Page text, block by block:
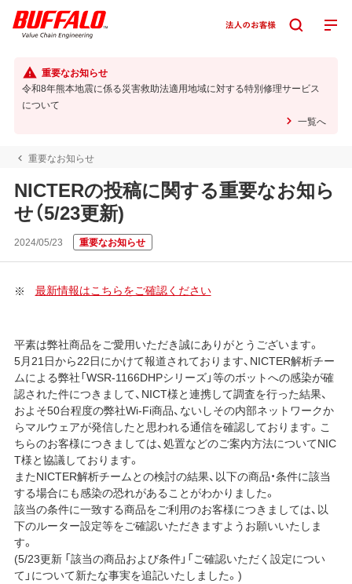
重要なお知らせ
令和8年熊本地震に係る災害救助法適用地域に対する特別修理サービス
について
一覧へ
重要なお知らせ
NICTERの投稿に関する重要なお知ら
せ（5/23更新)
2024/05/23 重要なお知らせ
最新情報はこちらをご確認ください
平素は弊社商品をご愛用いただき誠にありがとうございます。
5月21日から22日にかけて報道されております、NICTER解析チー
ムによる弊社「WSR-1166DHPシリーズ」等のボットへの感染が確
認された件につきまして、NICT様と連携して調査を行った結果、
およそ50台程度の弊社Wi-Fi商品、ないしその内部ネットワークか
らマルウェアが発信したと思われる通信を確認しております。こ
ちらのお客様につきましては、処置などのご案内方法についてNIC
T様と協議しております。
またNICTER解析チームとの検討の結果、以下の商品・条件に該当
する場合にも感染の恐れがあることがわかりました。
該当の条件に一致する商品をご利用のお客様につきましては、以
下のルーター設定等をご確認いただきますようお願いいたしま
す。
(5/23更新 「該当の商品および条件」「ご確認いただく設定につい
て」について新たな事実を追記いたしました。)